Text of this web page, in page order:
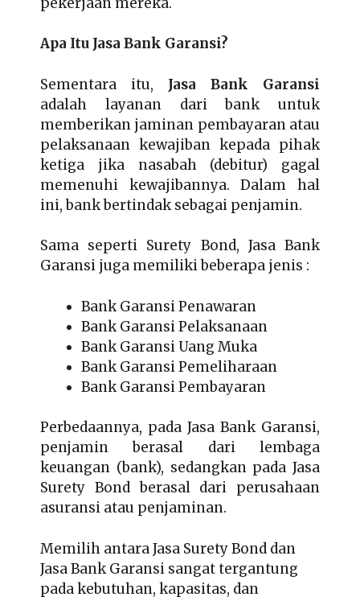
Apa Itu Jasa Bank Garansi?
Sementara itu, Jasa Bank Garansi
adalah layanan dari bank untuk
memberikan jaminan pembayaran atau
pelaksanaan kewajiban kepada pihak
ketiga jika nasabah (debitur) gagal
memenuhi kewajibannya. Dalam hal
ini, bank bertindak sebagai penjamin.
Sama seperti Surety Bond, Jasa Bank
Garansi juga memiliki beberapa jenis :
Bank Garansi Penawaran
Bank Garansi Pelaksanaan
Bank Garansi Uang Muka
Bank Garansi Pemeliharaan
Bank Garansi Pembayaran
Perbedaannya, pada Jasa Bank Garansi,
penjamin berasal dari lembaga
keuangan (bank), sedangkan pada Jasa
Surety Bond berasal dari perusahaan
asuransi atau penjaminan.
Memilih antara Jasa Surety Bond dan
Jasa Bank Garansi sangat tergantung
pada kebutuhan, kapasitas, dan